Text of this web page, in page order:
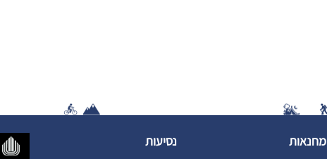
מחנאות נסיעות